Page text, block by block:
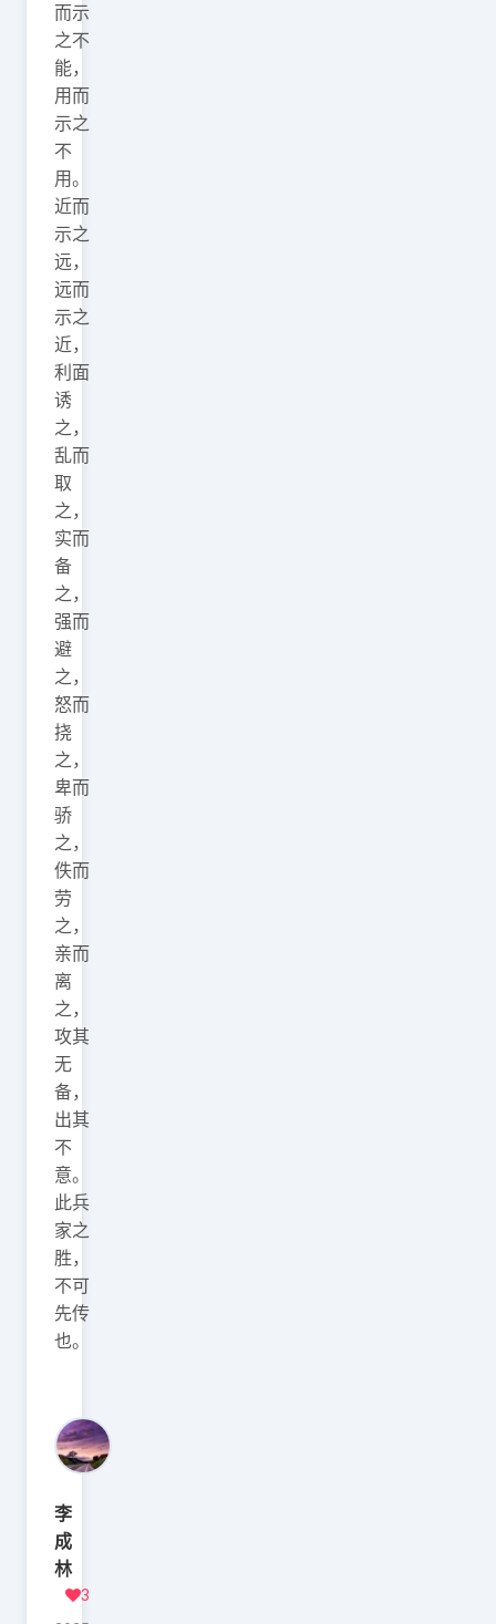
而示
之不
能，
用而
示之
不
用。
近而
示之
远，
远而
示之
近，
利面
诱
之，
乱而
取
之，
实而
备
之，
强而
避
之，
怒而
挠
之，
卑而
骄
之，
佚而
劳
之，
亲而
离
之，
攻其
无
备，
出其
不
意。
此兵
家之
胜，
不可
先传
也。
李
成
林
3